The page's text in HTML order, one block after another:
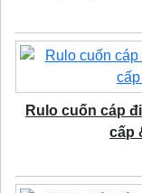
Rulo cuốn cáp
cấp